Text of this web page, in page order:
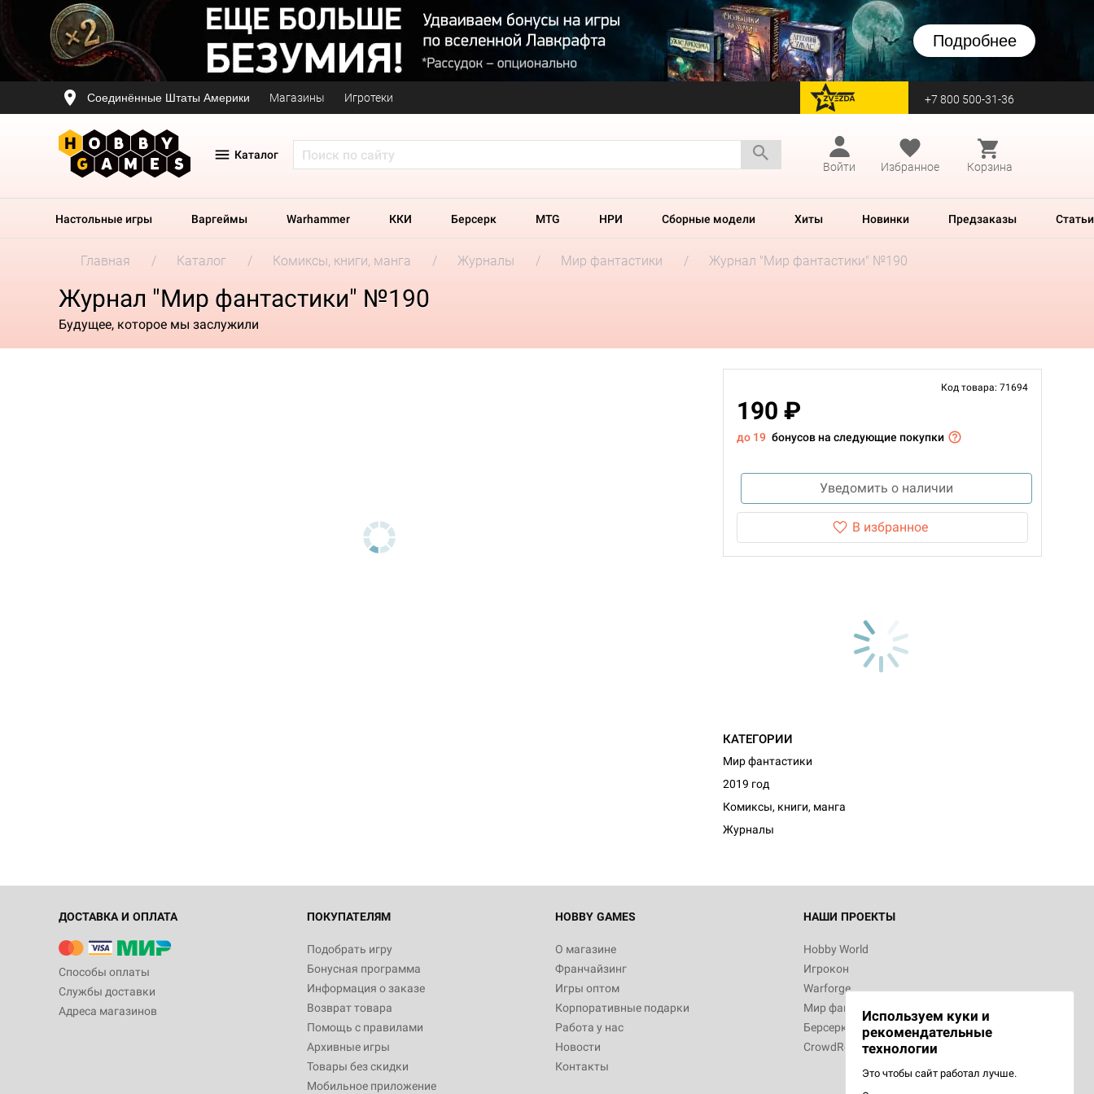
Подробнее
Соединённые Штаты Америки Магазины Игротеки перейти на Zvezda +7 800 500-31-36
Каталог
Войти
Избранное Корзина
Настольные игры Варгеймы Warhammer ККИ Берсерк MTG НРИ Сборные модели Хиты Новинки Предзаказы Статьи
Главная Каталог Комиксы, книги, манга Журналы Мир фантастики Журнал "Мир фантастики" №190
Журнал "Мир фантастики" №190
Будущее, которое мы заслужили
Код товара: 71694
190 ₽
до 19 бонусов на следующие покупки
Уведомить о наличии
В избранное
КАТЕГОРИИ
Мир фантастики
2019 год
Комиксы, книги, манга
Журналы
ДОСТАВКА И ОПЛАТА
Способы оплаты
Службы доставки
Адреса магазинов
ПОКУПАТЕЛЯМ
Подобрать игру
Бонусная программа
Информация о заказе
Возврат товара
Помощь с правилами
Архивные игры
Товары без скидки
Мобильное приложение
HOBBY GAMES
О магазине
Франчайзинг
Игры оптом
Корпоративные подарки
Работа у нас
Новости
Контакты
НАШИ ПРОЕКТЫ
Hobby World
Игрокон
Warforge
Мир фантастики
Берсерк
CrowdRepublic
Используем куки и
рекомендательные
технологии
Это чтобы сайт работал лучше.